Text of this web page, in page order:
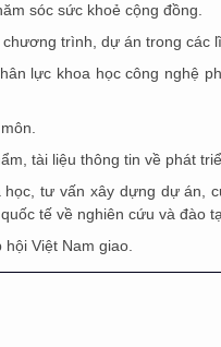
sóc sức khoẻ cộng đồng.
trình, dự án trong các
lực khoa học công nghệ
tài liệu thông tin về phát
tư vấn xây dựng dự án,
tế về nghiên cứu và đào
Việt Nam giao.